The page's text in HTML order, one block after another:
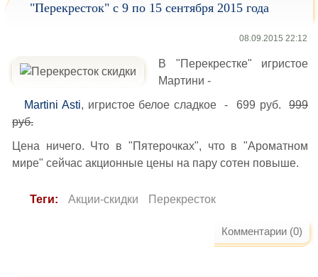
"Перекресток" с 9 по 15 сентября 2015 года
08.09.2015 22:12
В "Перекрестке" игристое
Мартини -
Martini Asti, игристое белое сладкое - 699 руб.999
руб.
Цена ничего. Что в "Пятерочках", что в "Ароматном
мире" сейчас акционные цены на пару сотен повыше.
Теги: Акции-скидки Перекресток
Комментарии (0)